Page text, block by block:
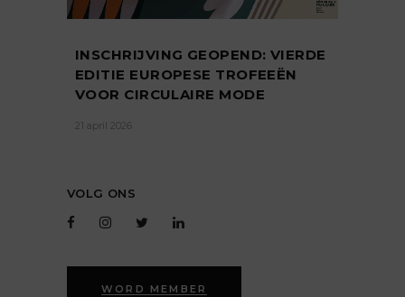
INSCHRIJVING GEOPEND: VIERDE
EDITIE EUROPESE TROFEEËN
VOOR CIRCULAIRE MODE
21 april 2026
VOLG ONS
WORD MEMBER